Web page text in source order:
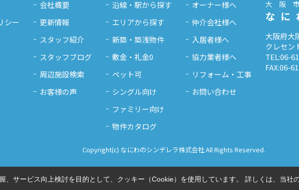
シー
会社概要
更新情報
スタッフ紹介
スタッフブログ
周辺施設検索
お客様の声
沿線・駅から探す
エリアから探す
新築・築浅物件
敷金・礼金0
ペット可
シングル向け
ファミリー向け
物件カタログ
オーナー様へ
仲介会社様へ
入居者様へ
協力業者様へ
リフォーム・工事
お問い合わせ
大阪
なに
大阪府大
クレセン
TEL:06-
FAX:06-
Copyright(c) なにわのシンデレラ株式会社 All Rights Reserved.
、サービス向上検討を目的として、クッキー（Cookie）を使用しています。 詳しくは、当社